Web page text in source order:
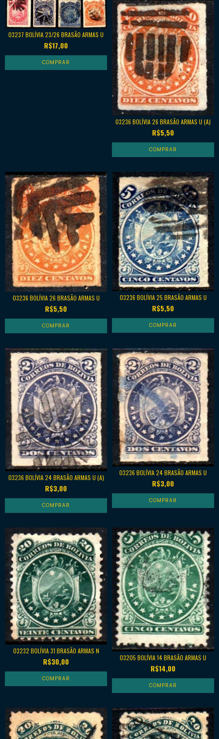
03237 BOLÍVIA 23/26 BRASÃO ARMAS U
R$17,00
03236 BOLÍVIA 26 BRASÃO ARMAS U (A)
R$5,50
03236 BOLÍVIA 26 BRASÃO ARMAS U
R$5,50
03236 BOLÍVIA 25 BRASÃO ARMAS U
R$5,50
03236 BOLÍVIA 24 BRASÃO ARMAS U (A)
R$3,00
03236 BOLÍVIA 24 BRASÃO ARMAS U
R$3,00
03232 BOLÍVIA 31 BRASÃO ARMAS N
R$30,00 03205 BOLÍVIA 14 BRASÃO ARMAS U
R$14,00